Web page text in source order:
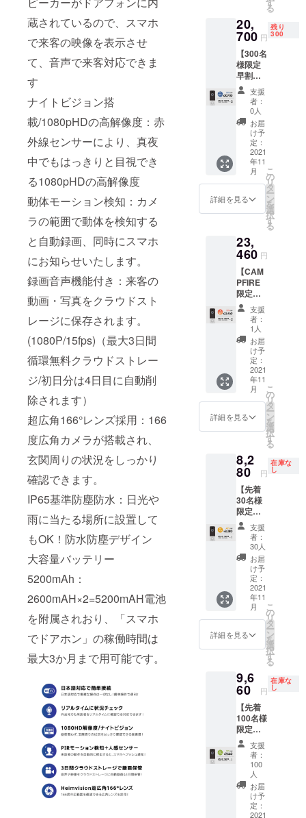
蔵されているので、スマホ
で来客の映像を表示させ
て、音声で来客対応できま
す
ナイトビジョン搭
載/1080pHDの高解像度：赤
外線センサーにより、真夜
中でもはっきりと目視でき
る1080pHDの高解像度
動体モーション検知：カメ
ラの範囲で動体を検知する
と自動録画、同時にスマホ
にお知らせいたします。
録画音声機能付き：来客の
動画・写真をクラウドスト
レージに保存されます。
(1080P/15fps)（最大3日間
循環無料クラウドストレー
ジ/初日分は4日目に自動削
除されます）
超広角166°レンズ採用：166
度広角カメラが搭載され、
玄関周りの状況をしっかり
確認できます。
IP65基準防塵防水：日光や
雨に当たる場所に設置して
もOK！防水防塵デザイン
大容量バッテリー
5200mAh：
2600mAH×2=5200mAH電池
を附属されおり、「スマホ
でドアホン」の稼働時間は
最大3か月まで用可能です。
下がる
可能性
がござ
いま
す。
ご支援
を頂け
たこと
によ
り、量
産体制
を整え
ること
ができ
たまし
たら、
正規販
売価格
が販売
予定価
下がる
可能性
す。
付け金
具×2
・説明
書兼保
証書(日
本語）
の商品
は量産
済みで
はあり
ます
が、製
品改良
などの
必要な
る可能
性があ
りま
す。 ※
皆様の
ご支援
を頂け
たこと
によ
り、量
産体制
を整え
ること
ができ
たまし
正規販
売価格
格より
下がる
可能性
がござ
いま
す。
FIRE限
定特別
価格(早
割)
→17,94
0円(税
込・送
料込)
【希望
小売価
27,600
円の約
35%OF
F】 ・
本体×2
・レ
付け金
具×2
・説明
書兼保
証書(日
本語）
の商品
は量産
済みで
はあり
ます
が、製
品改良
などの
必要な
る可能
性があ
りま
す。 ※
皆様の
ご支援
を頂け
たこと
によ
り、量
産体制
を整え
ること
ができ
たまし
正規販
売価格
格より
下がる
可能性
がござ
いま
す。
す
る
20,
700 円
残り
300
【300名
様限定
早割】
『約
25％オ
フ』ス
マホで
ドアホ
ン♪×2 ■
先着300
名様 ■
スマホ
でドア
ホン
♪×2
■CAMP
定特別
価格(超
早割)
→20,70
0円(税
込・送
料込)
【希望
小売価
格
27,600
円の約
25%OF
F】 ・
本体×2
・レ
シー
具×2
セット
書兼保
証書(日
本語）
×2 ※こ
の商品
は量産
済みで
はあり
ます
が、製
品改良
などの
必要な
仕様の
性があ
りま
す。 ※
皆様の
ご支援
を頂け
たこと
によ
り、量
産体制
を整え
ること
ができ
支援
者：
0人
お届
け予
定：
2021
年11
月
詳細を見る
こ
の
リ
タ
ー
ン
を
選
択
す
る
23,
460 円
【CAM
PFIRE
限定】
『10%o
ff』スマ
ホでド
アホン
♪×1 ■ス
マホで
ドアホ
ン♪×2
■CAMP
FIRE限
定特別
価格(早
0円(税
込・送
料込)
【希望
小売価
格
27,600
円の約
10%OF
F】 ・
本体×2
・レ
シー
バー×2
・取り
付け金
具×2
証書(日
本語）
の商品
は量産
済みで
はあり
ます
が、製
品改良
などの
必要な
仕様の
支援
者：
1人
お届
け予
定：
2021
年11
月
詳細を見る
こ
の
リ
タ
ー
ン
を
選
択
す
る
8,2
80 円
在庫な
し
【先着
30名様
限定早
割 】
『約
40％オ
フ』ス
マホで
ドアホ
ン♪×1 ■
先着30
名様 ■
スマホ
でドア
ホン
FIRE限
定特別
価格(超
早割)
→8,280
円(税
込・送
料込)
【希望
小売価
格
13,800
円の約
支援
者：
30人
お届
け予
定：
2021
年11
月
詳細を見る
こ
の
リ
タ
ー
ン
を
選
択
す
る
9,6
60 円
在庫な
し
【先着
100名様
限定早
割】
『約
30％オ
フ』ス
マホで
ドアホ
ン♪×1 ■
支援
者：
100
人
お届
け予
定：
2021